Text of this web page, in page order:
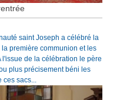
saint Joseph a célébré la
première communion et les
de la célébration le père
plus précisement béni les
ces sacs...